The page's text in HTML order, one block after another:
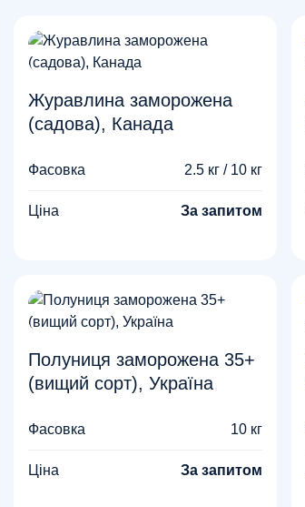
Журавлина заморожена
(садова), Канада
Фасовка 2.5 кг / 10 кг
Ціна За запитом
Полуниця заморожена 35+
(вищий сорт), Україна
Фасовка 10 кг
Ціна За запитом